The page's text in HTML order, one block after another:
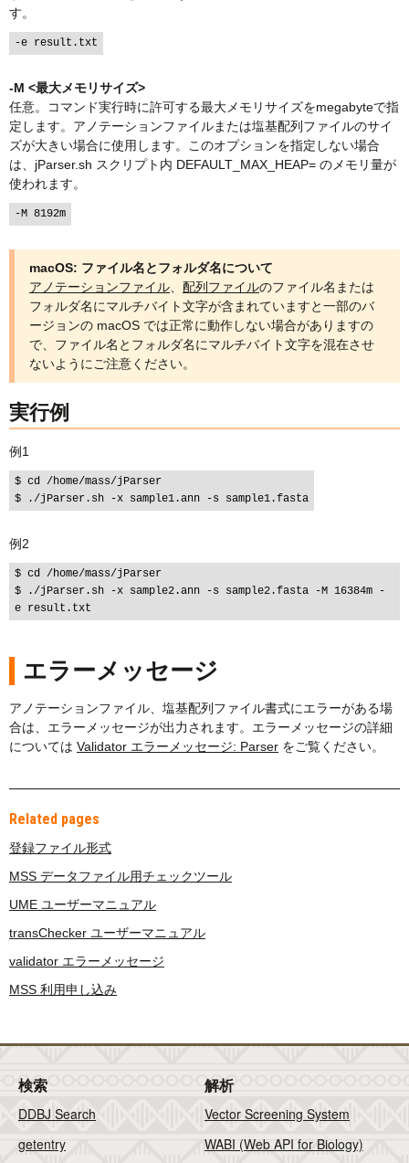
す。
-M <最大メモリサイズ>
任意。コマンド実行時に許可する最大メモリサイズをmegabyteで指
定します。アノテーションファイルまたは塩基配列ファイルのサイ
ズが大きい場合に使用します。このオプションを指定しない場合
は、jParser.sh スクリプト内 DEFAULT_MAX_HEAP= のメモリ量が
使われます。
macOS: ファイル名とフォルダ名について
アノテーションファイル
配列ファイルのファイル名または
フォルダ名にマルチバイト文字が含まれていますと一部のバ
ージョンの macOS では正常に動作しない場合がありますの
で、ファイル名とフォルダ名にマルチバイト文字を混在させ
ないようにご注意ください。
実行例
例1
$ cd /home/mass/jParser
例2
$ cd /home/mass/jParser
$ ./jParser.sh -x sample2.ann -s sample2.fasta -M 16384m -
エラーメッセージ
アノテーションファイル、塩基配列ファイル書式にエラーがある場
合は、エラーメッセージが出力されます。エラーメッセージの詳細
については Validator エラーメッセージ: Parser をご覧ください。
Related pages
登録ファイル形式
MSS データファイル用チェックツール
UME ユーザーマニュアル
transChecker ユーザーマニュアル
validator エラーメッセージ
MSS 利用申し込み
検索
DDBJ Search
getentry
解析
Vector Screening System
WABI (Web API for Biology)